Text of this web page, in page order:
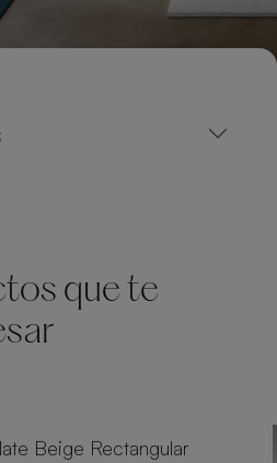
que te
Beige Rectangular